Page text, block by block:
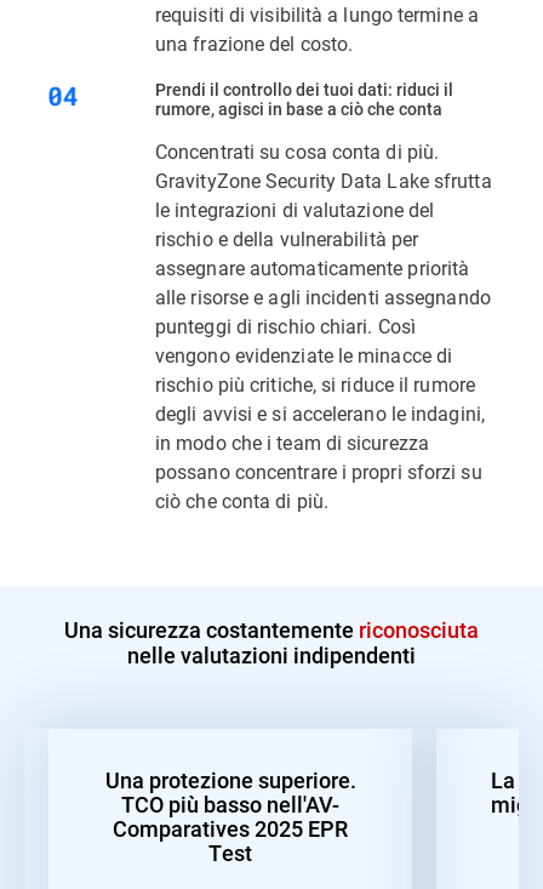
requisiti di visibilità a lungo termine a
una frazione del costo.
Prendi il controllo dei tuoi dati: riduci il
rumore, agisci in base a ciò che conta
Concentrati su cosa conta di più.
GravityZone Security Data Lake sfrutta
le integrazioni di valutazione del
rischio e della vulnerabilità per
assegnare automaticamente priorità
alle risorse e agli incidenti assegnando
punteggi di rischio chiari. Così
vengono evidenziate le minacce di
rischio più critiche, si riduce il rumore
degli avvisi e si accelerano le indagini,
in modo che i team di sicurezza
possano concentrare i propri sforzi su
ciò che conta di più.
Una sicurezza costantemente riconosciuta
nelle valutazioni indipendenti
Una protezione superiore.
TCO più basso nell'AV-
Comparatives 2025 EPR
Test
La